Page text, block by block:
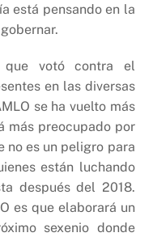
está pensando en la
votó contra el
en las diversas
se ha vuelto más
más preocupado por
no es un peligro para
están luchando
después del 2018.
es que elaborará un
sexenio donde